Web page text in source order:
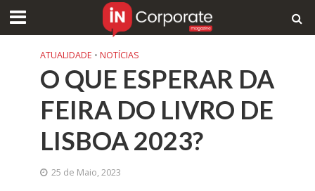
ATUALIDADE • NOTÍCIAS
O QUE ESPERAR DA
FEIRA DO LIVRO DE
LISBOA 2023?
25 de Maio, 2023